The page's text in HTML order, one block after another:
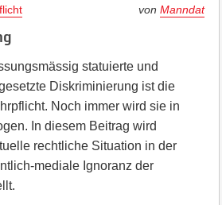
vonManndat
statuierte und
Diskriminierung ist die
Noch immer wird sie in
In diesem Beitrag wird
rechtliche Situation in der
mediale Ignoranz der